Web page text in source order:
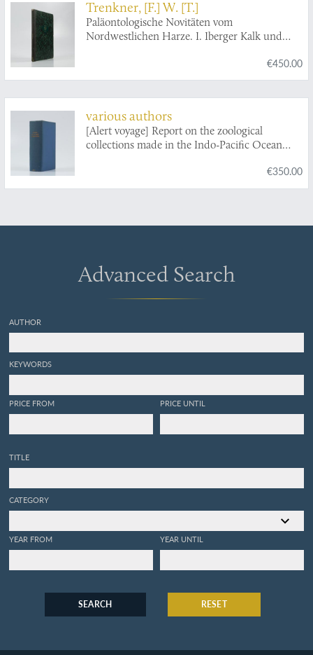
Trenkner, [F.] W. [T.]
Paläontologische Novitäten vom
Nordwestlichen Harze. I. Iberger Kalk und
€450.00
various authors
[Alert voyage] Report on the zoological
collections made in the Indo-Pacific Ocean
€350.00
Advanced Search
AUTHOR
KEYWORDS
PRICE FROM PRICE UNTIL
TITLE
CATEGORY
YEAR FROM YEAR UNTIL
SEARCH RESET